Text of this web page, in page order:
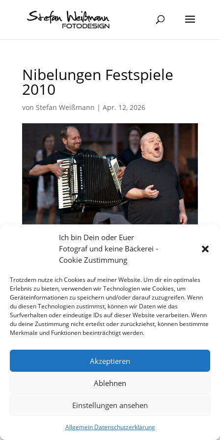
Ich bin Dein oder Euer
Fotograf und keine Bäckerei -
Cookie Zustimmung
Trotzdem nutze ich Cookies auf meiner Website. Um dir ein optimales
Erlebnis zu bieten, verwenden wir Technologien wie Cookies, um
Geräteinformationen zu speichern und/oder darauf zuzugreifen. Wenn
du diesen Technologien zustimmst, können wir Daten wie das
Surfverhalten oder eindeutige IDs auf dieser Website verarbeiten. Wenn
du deine Zustimmung nicht erteilst oder zurückziehst, können bestimmte
Merkmale und Funktionen beeinträchtigt werden.
Akzeptieren
Ablehnen
Einstellungen ansehen
Allgemein Datenschutzerklärung
Nibelungen Festspiele
2010
von Stefan Weißmann | Apr. 12, 2026
Großes Theater vor dem Wormser Kaiser Dom